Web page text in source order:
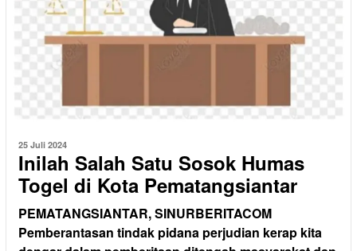
25 Juli 2024
Inilah Salah Satu Sosok Humas
Togel di Kota Pematangsiantar
PEMATANGSIANTAR, SINURBERITACOM
Pemberantasan tindak pidana perjudian kerap kita